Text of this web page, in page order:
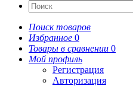
Поиск товаров
Избранное 0
Товары в сравнении 0
Мой профиль
Регистрация
Авторизация